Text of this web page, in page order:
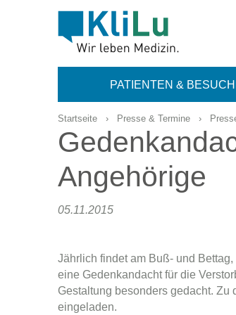
PATIENTEN &
Startseite › Presse & Termine ›
Angehörige
05.11.2015
Jährlich findet am Buß- und
eine Gedenkandacht für die
Gestaltung besonders gedacht.
eingeladen.